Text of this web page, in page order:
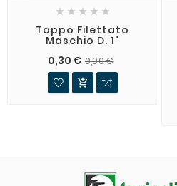
    
Tappo Filettato
Maschio D. 1"
0,30 € 0,90 €
